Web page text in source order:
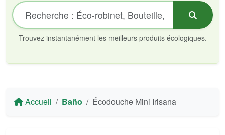
Trouvez instantanément les meilleurs produits écologiques.
Accueil Baño Écodouche Mini Irisana